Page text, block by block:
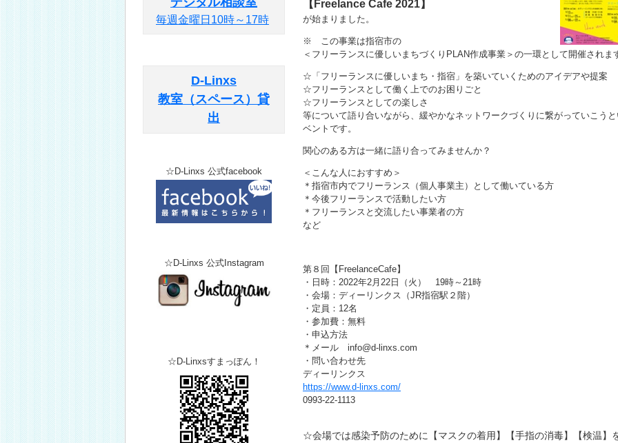
毎週金曜日10時～17時
D-Linxs
教室（スペース）貸
出
☆D-Linxs 公式facebook
☆D-Linxs 公式Instagram
☆D-Linxsすまっぽん！
【Freelance Cafe 2021】
が始まりました。
※ この事業は指宿市の
＜フリーランスに優しいまちづくりPLAN作成事業＞の一環として開催されま
☆「フリーランスに優しいまち・指宿」を築いていくためのアイデアや提案
☆フリーランスとして働く上でのお困りごと
☆フリーランスとしての楽しさ
等について語り合いながら、緩やかなネットワークづくりに繋がっていこう
ベントです。
関心のある方は一緒に語り合ってみませんか？
＜こんな人におすすめ＞
＊指宿市内でフリーランス（個人事業主）として働いている方
＊今後フリーランスで活動したい方
＊フリーランスと交流したい事業者の方
など
第８回【FreelanceCafe】
・日時：2022年2月22日（火） 19時～21時
・会場：ディーリンクス（JR指宿駅２階）
・定員：12名
・参加費：無料
・申込方法
＊メール info@d-linxs.com
・問い合わせ先
ディーリンクス
https://www.d-linxs.com/
0993-22-1113
☆会場では感染予防のために【マスクの着用】【手指の消毒】【検温】